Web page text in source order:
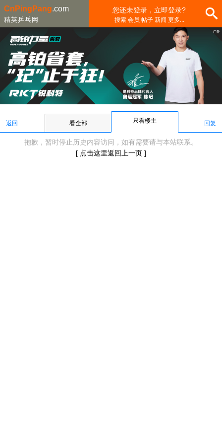
CnPingPang.com
精英乒乓网
您还未登录，立即登录?
搜索 会员 帖子 新闻 更多...
返回 回复
看全部 只看楼主
抱歉，暂时停止历史内容访问，如有需要请与本站联系。
[ 点击这里返回上一页 ]